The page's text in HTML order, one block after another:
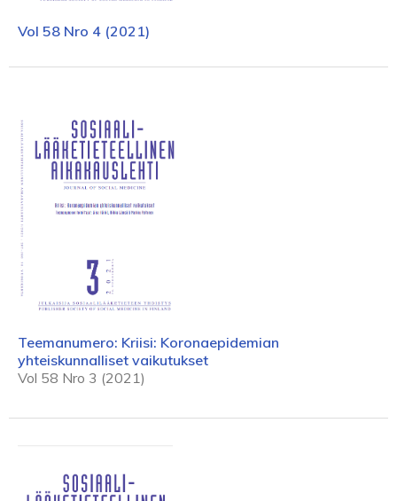
Vol 58 Nro 4 (2021)
Teemanumero: Kriisi: Koronaepidemian
yhteiskunnalliset vaikutukset
Vol 58 Nro 3 (2021)